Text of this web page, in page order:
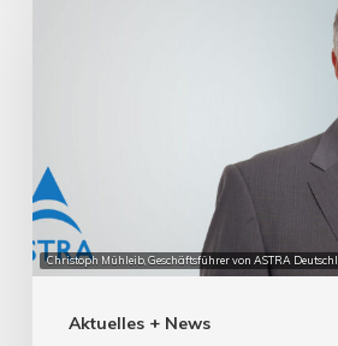
Christoph Mühleib, Geschäftsführer von ASTRA
Aktuelles + News